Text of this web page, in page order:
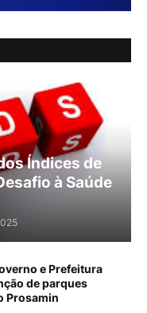
Índices de
à Saúde
e Prefeitura
de parques
Prosamin